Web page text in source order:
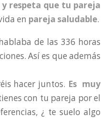
respeta que tu pareja
en pareja saludable.
de las 336 horas
Así es que además
hacer juntos. Es muy
con tu pareja por el
¿ te suelo algo